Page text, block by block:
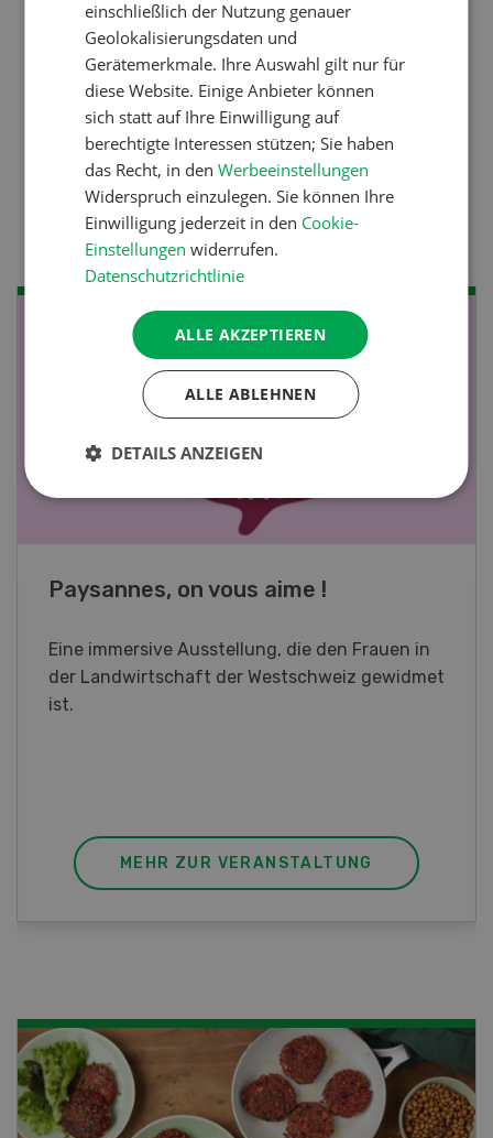
Betriebsführung
Kein Dauergarten ohne
Bewilligung
Pflanzenbau
Raufutter aus dem Sack
JAN
28
Fachkurs Aquakultur
Sind Sie in der Fischzucht tätig oder
interessieren Sie sich für das Thema? In
diesem Fall ist unser FBA-Weiterbildungskurs
MEHR ZUR VERANSTALTUNG
einschließlich der Nutzung genauer
Geolokalisierungsdaten und
Gerätemerkmale. Ihre Auswahl gilt nur für
diese Website. Einige Anbieter können
sich statt auf Ihre Einwilligung auf
berechtigte Interessen stützen; Sie haben
das Recht, in denWerbeeinstellungen
Widerspruch einzulegen. Sie können Ihre
Einwilligung jederzeit in den Cookie-
Einstellungen widerrufen.
Datenschutzrichtlinie
ALLE AKZEPTIEREN
ALLE ABLEHNEN
DETAILS ANZEIGEN